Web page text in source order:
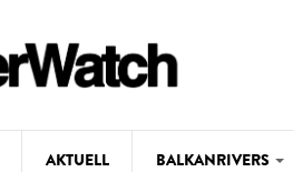
AKTUELL BALKANRIVERS